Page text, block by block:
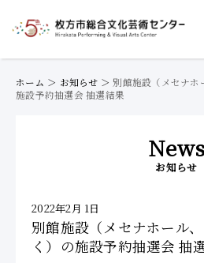
ホーム ＞ お知らせ ＞ 別館施設（メセナホ
施設予約抽選会 抽選結果
News
お知らせ
2022年2月 1日
別館施設（メセナホール
く）の施設予約抽選会 抽